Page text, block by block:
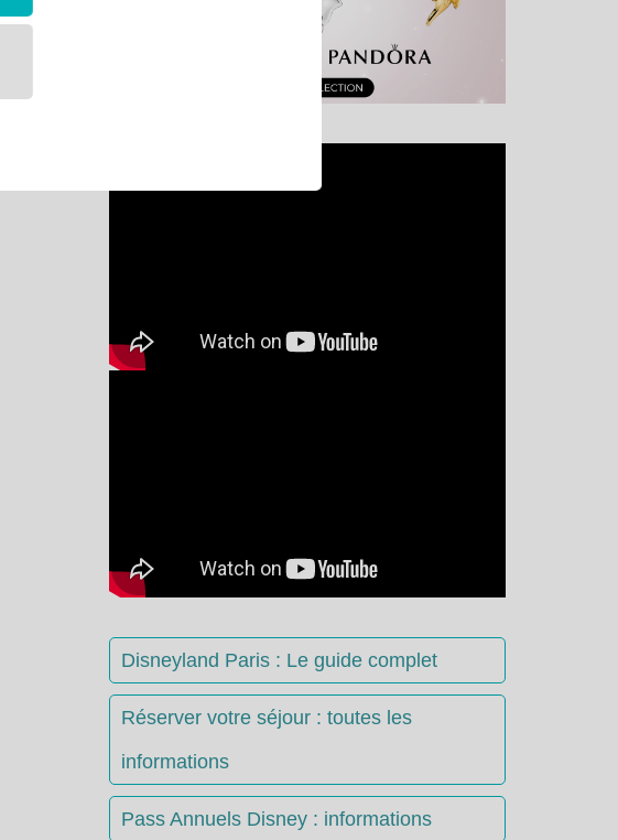
Disneyland Paris : Le guide complet
Réserver votre séjour : toutes les
informations
Pass Annuels Disney : informations